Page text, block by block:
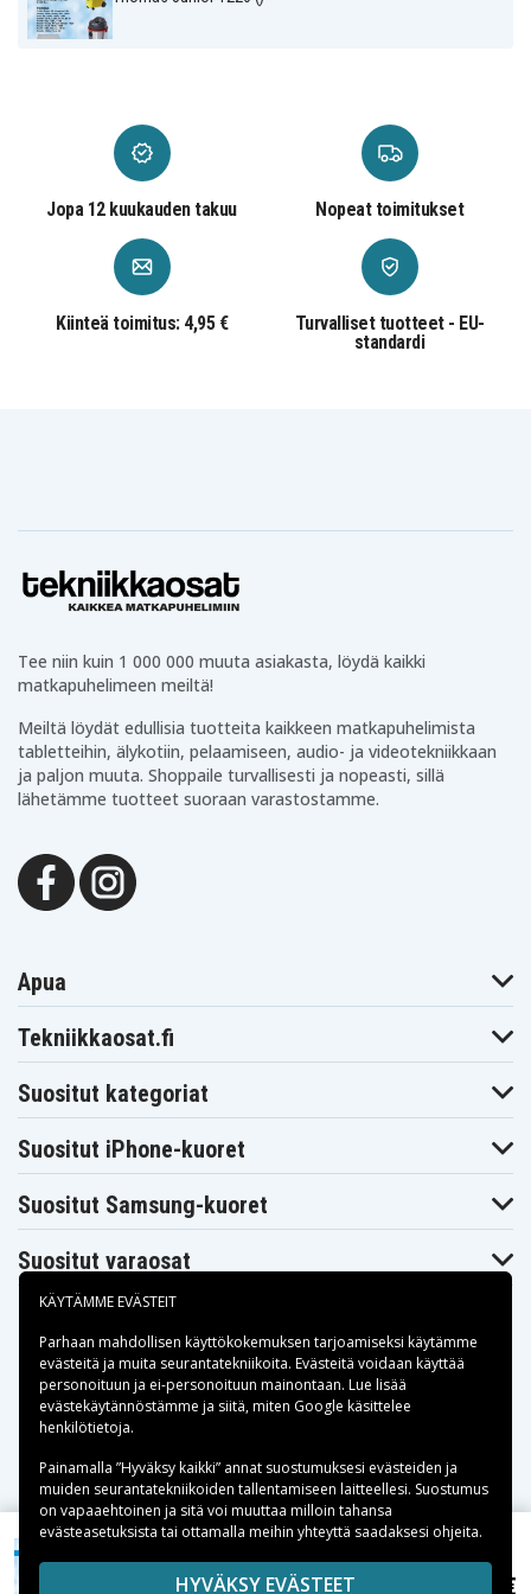
Thomas Junior 1220 () 23,99 €
Jopa 12 kuukauden takuu Nopeat toimitukset
Kiinteä toimitus: 4,95 €
Turvalliset tuotteet - EU-
standardi
Tee niin kuin 1 000 000 muuta asiakasta, löydä kaikki
matkapuhelimeen meiltä!
Meiltä löydät edullisia tuotteita kaikkeen matkapuhelimista
tabletteihin, älykotiin, pelaamiseen, audio- ja videotekniikkaan
ja paljon muuta. Shoppaile turvallisesti ja nopeasti, sillä
lähetämme tuotteet suoraan varastostamme.
Apua
Tekniikkaosat.fi
Suositut kategoriat
Suositut iPhone-kuoret
Suositut Samsung-kuoret
Suositut varaosat
Maksuvaihtoehdot
Toimitusvaihtoehdot
Copyright © 2026, Spares Nordic AB
KÄYTÄMME EVÄSTEIT
Parhaan mahdollisen käyttökokemuksen tarjoamiseksi käytämme
evästeitä ja muita seurantatekniikoita. Evästeitä voidaan käyttää
personoituun ja ei-personoituun mainontaan. Lue lisää
evästekäytännöstämme ja siitä, miten Google käsittelee
henkilötietoja.
Painamalla ”Hyväksy kaikki” annat suostumuksesi evästeiden ja
muiden seurantatekniikoiden tallentamiseen laitteellesi. Suostumus
on vapaaehtoinen ja sitä voi muuttaa milloin tahansa
evästeasetuksista tai ottamalla meihin yhteyttä saadaksesi ohjeita.
HYVÄKSY EVÄSTEET